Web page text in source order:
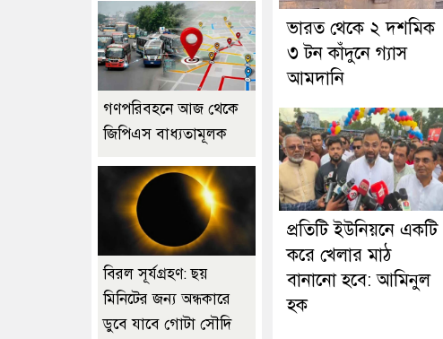
ভারত থেকে ২ দশমিক
৩ টন কাঁদুনে গ্যাস
আমদানি
প্রতিটি ইউনিয়নে একটি
করে খেলার মাঠ
বানানো হবে: আমিনুল
হক
গণপরিবহনে আজ থেকে
জিপিএস বাধ্যতামূলক
বিরল সূর্যগ্রহণ: ছয়
মিনিটের জন্য অন্ধকারে
ডুবে যাবে গোটা সৌদি